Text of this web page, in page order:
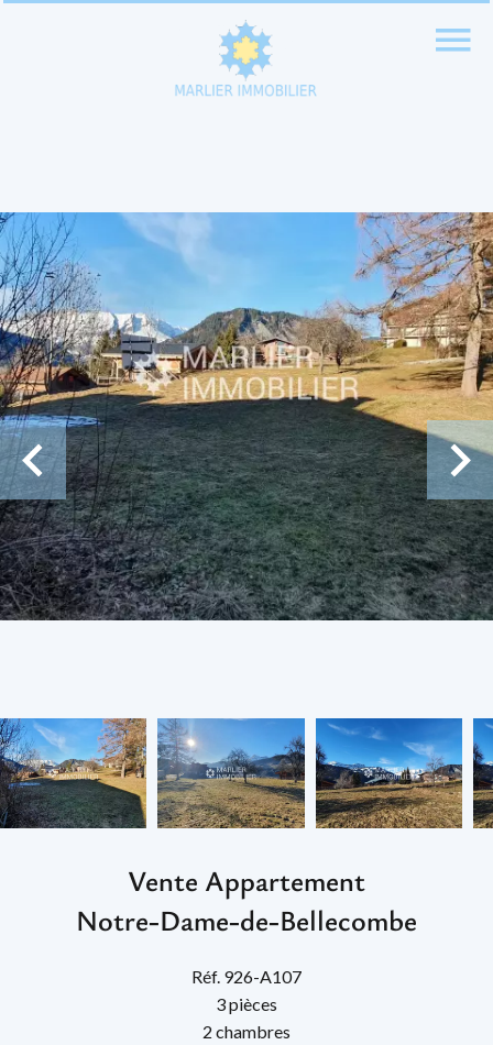
Vente Appartement
Notre-Dame-de-Bellecombe
Réf. 926-A107
3 pièces
2 chambres